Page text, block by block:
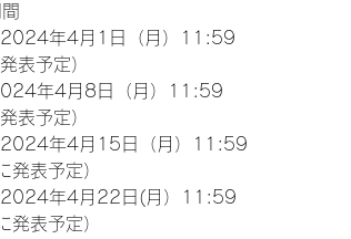
年4月1日（月）11:59
表予定）
年4月8日（月）11:59
表予定）
年4月15日（月）11:59
表予定）
年4月22日(月）11:59
表予定）